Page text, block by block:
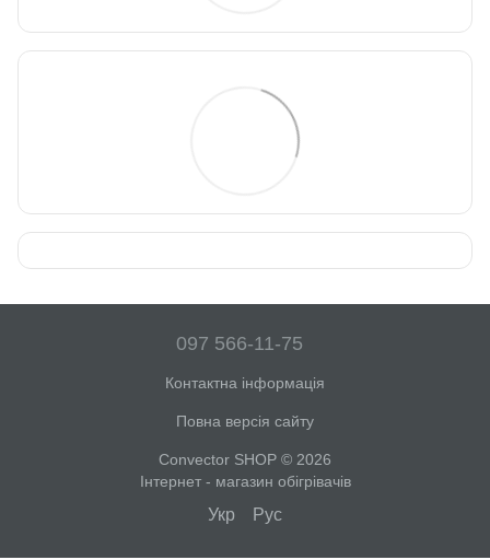
097 566-11-75
Контактна інформація
Повна версія сайту
Convector SHOP © 2026
Інтернет - магазин обігрівачів
Укр Рус